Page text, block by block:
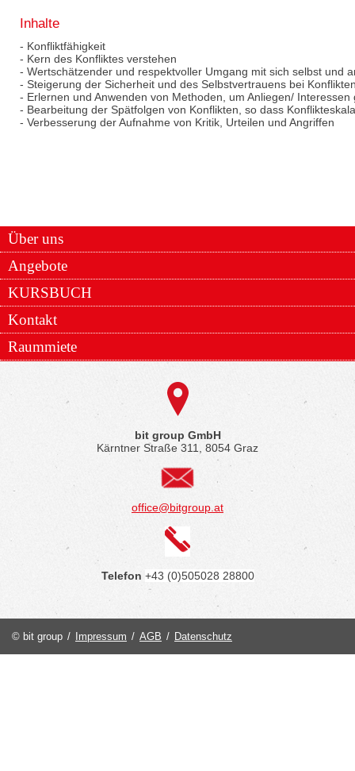
Inhalte
- Konfliktfähigkeit
- Kern des Konfliktes verstehen
- Wertschätzender und respektvoller Umgang mit sich selbst und
- Steigerung der Sicherheit und des Selbstvertrauens bei
- Erlernen und Anwenden von Methoden, um Anliegen/
- Bearbeitung der Spätfolgen von Konflikten, so dass
- Verbesserung der Aufnahme von Kritik, Urteilen und Angriffen
Über uns
Angebote
KURSBUCH
Kontakt
Raummiete
bit group GmbH
Kärntner Straße 311, 8054 Graz
office@bitgroup.at
Telefon +43 (0)505028 28800
© bit group / Impressum / AGB / Datenschutz